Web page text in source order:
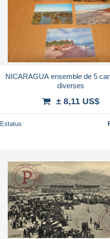
NICARAGUA ensemble de 5
diverses
± 8,11 US$
Estatus